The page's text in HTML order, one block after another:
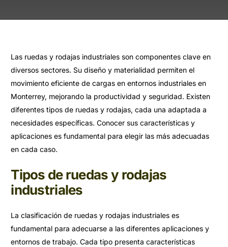
Las ruedas y rodajas industriales son componentes clave en
diversos sectores. Su diseño y materialidad permiten el
movimiento eficiente de cargas en entornos industriales en
Monterrey, mejorando la productividad y seguridad. Existen
diferentes tipos de ruedas y rodajas, cada una adaptada a
necesidades específicas. Conocer sus características y
aplicaciones es fundamental para elegir las más adecuadas
en cada caso.
Tipos de ruedas y rodajas
industriales
La clasificación de ruedas y rodajas industriales es
fundamental para adecuarse a las diferentes aplicaciones y
entornos de trabajo. Cada tipo presenta características